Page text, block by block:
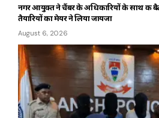
नगर आयुक्त ने चैंबर के अधिकारियों के साथ की
तैयारियों का मेयर ने लिया जायजा
August 6, 2026